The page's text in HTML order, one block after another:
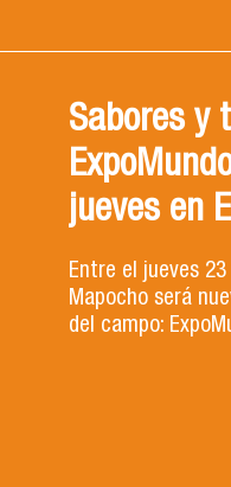
Sabores y
jueves en
Entre el jueves
Mapocho será
del campo: